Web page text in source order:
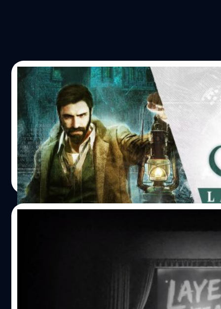
27/10/2018
ระทึกไปกับตัวอย่างใหม่ของ Call of Cthulhu
ค่ายเกม Focus Home Interactive ได้ปล่อยตัวอย่างใหม่ของเ
Call of Cthulhu ความยาวประมาณ 2 นาทีออกมาให้ชมกัน ซึ่ง
ตัวอย่างใหม่นี้จะเผยให้เห็นจิตรกรสาว Sarah Hawkins กำลั
บางสิ่งบางอย่างที่น่าสะพรึงกลัว https://youtu.be/
Call of Cthulhu เป็นเเกมแนวจิตวิทยา สืบสวน สยองขวัญ ที่ไ
แรงบันดาลใจมาจากผลงานของนักเขียนชื่อดัง H.P. Lovecraft
จะได้รับบทเป็นนักสืบเอกชน Edward Pierce ต้องเดินทางไปยัง
Darkwater เพื่อสืบสวนคดีฆาตกรรมปริศนาของ Sarah
และครอบครัวของเธอ Call of Cthulhu มีกำหนดวางจำหน่าย
ศุภกร ประเสริฐศิลป์| 2840 days ago
Read More
Bloober Team ประกาศเปิดตัวเกมสุดหลอน
หลังจากที่มีข่าวว่า Bloober Team ทีมพัฒนากำลังซุ่มทำโปรเ
มีชื่อว่า Project Melies มาตั้งแต่เดือนมีนาคม ล่าสุดค่ายเกม
Media และ Bloober Team ทีมพัฒนาได้ประกาศเปิดตัว